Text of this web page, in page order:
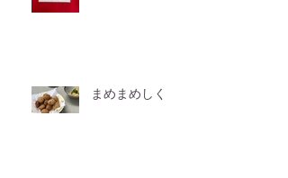
まめまめしく